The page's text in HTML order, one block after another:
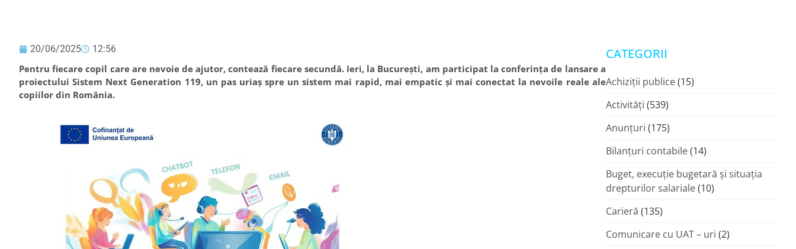
20/06/2025 12:56
Pentru fiecare copil care are nevoie de ajutor, contează fiecare secundă. Ieri, la București, am participat la conferința de lansare a
proiectului Sistem Next Generation 119, un pas uriaș spre un sistem mai rapid, mai empatic și mai conectat la nevoile reale ale
copiilor din România.
CATEGORII
Achiziții publice(15)
Activități (539)
Anunțuri (175)
Bilanțuri contabile(14)
Buget, execuție bugetară și situația
drepturilor salariale(10)
Carieră (135)
Comunicare cu UAT – uri (2)